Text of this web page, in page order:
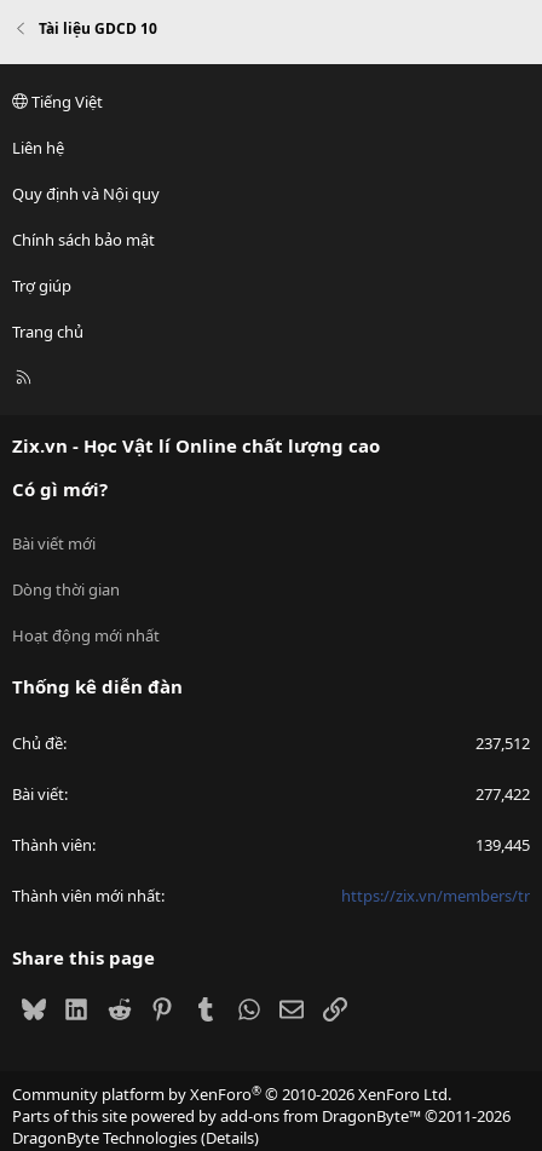
Tài liệu GDCD 10
Tiếng Việt
Liên hệ
Quy định và Nội quy
Chính sách bảo mật
Trợ giúp
Trang chủ
R
Zix.vn - Học Vật lí Online chất lượng cao
Có gì mới?
Bài viết mới
Dòng thời gian
Hoạt động mới nhất
Thống kê diễn đàn
Chủ đề 237,512
Bài viết 277,422
Thành viên 139,445
Thành viên mới nhất https://zix.vn/members/tr
Share this page
BlueskyLinkedIn
Reddit PinterestTumblrWhatsApp
EmailLink
Community platform by XenForo® © 2010-2026 XenForo Ltd.
Parts of this site powered byadd-ons from DragonByte™©2011-2026
DragonByte Technologies(Details)